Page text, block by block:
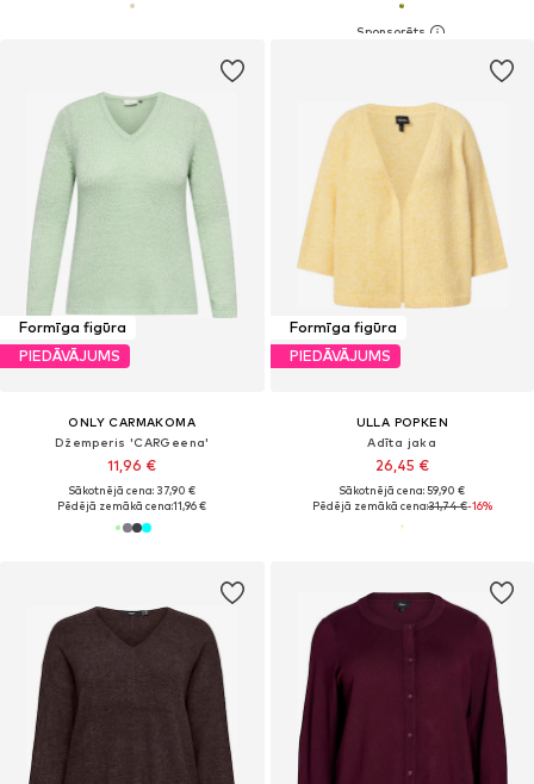
Formīga figūra
PIEDĀVĀJUMS
ONLY CARMAKOMA
Džemperis 'CARGeena'
11,96 €
Sākotnējā cena: 37,90 €
Pēdējā zemākā cena:11,96 €
Formīga figūra
PIEDĀVĀJUMS
ULLA POPKEN
Adīta jaka
26,45 €
Sākotnējā cena: 59,90 €
Pēdējā zemākā cena:31,74 €-16%